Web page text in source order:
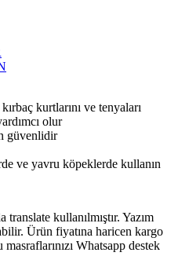
kurtlarını ve tenyaları
olur
güvenlidir
ve yavru köpeklerde kullanın
kullanılmıştır. Yazım
Ürün fiyatına haricen kargo
Whatsapp destek